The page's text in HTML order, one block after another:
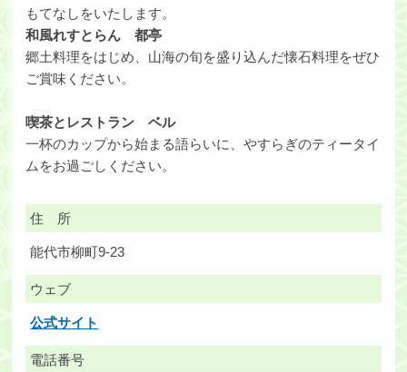
もてなしをいたします。
和風れすとらん 都亭
郷土料理をはじめ、山海の旬を盛り込んだ懐石料理をぜひ
ご賞味ください。
喫茶とレストラン ベル
一杯のカップから始まる語らいに、やすらぎのティータイ
ムをお過ごしください。
住 所
能代市柳町9-23
ウェブ
公式サイト
電話番号